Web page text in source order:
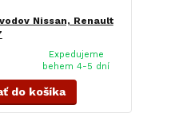
Nissan, Renault
Expedujeme
behem 4-5 dní
do košíka